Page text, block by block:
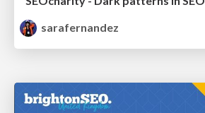
sarafernandez